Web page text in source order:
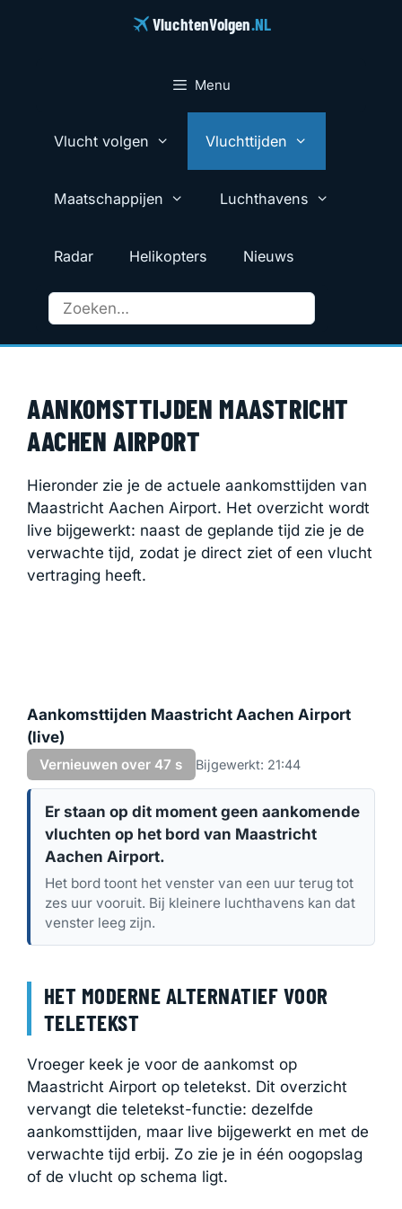
VluchtenVolgen.NL
Menu
Vlucht volgen Vluchttijden
Maatschappijen Luchthavens
Radar Helikopters Nieuws
AANKOMSTTIJDEN MAASTRICHT
AACHEN AIRPORT
Hieronder zie je de actuele aankomsttijden van
Maastricht Aachen Airport. Het overzicht wordt
live bijgewerkt: naast de geplande tijd zie je de
verwachte tijd, zodat je direct ziet of een vlucht
vertraging heeft.
Aankomsttijden Maastricht Aachen Airport
(live)
Vernieuwen over 46 s Bijgewerkt: 21:44
Er staan op dit moment geen aankomende
vluchten op het bord van Maastricht
Aachen Airport.
Het bord toont het venster van een uur terug tot
zes uur vooruit. Bij kleinere luchthavens kan dat
venster leeg zijn.
HET MODERNE ALTERNATIEF VOOR
TELETEKST
Vroeger keek je voor de aankomst op
Maastricht Airport op teletekst. Dit overzicht
vervangt die teletekst-functie: dezelfde
aankomsttijden, maar live bijgewerkt en met de
verwachte tijd erbij. Zo zie je in één oogopslag
of de vlucht op schema ligt.